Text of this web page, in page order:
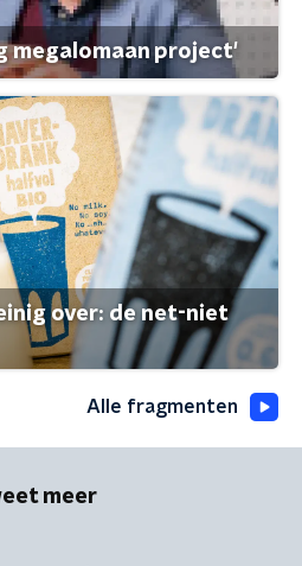
megalomaan project'
over: de net-niet
Alle fragmenten
meer